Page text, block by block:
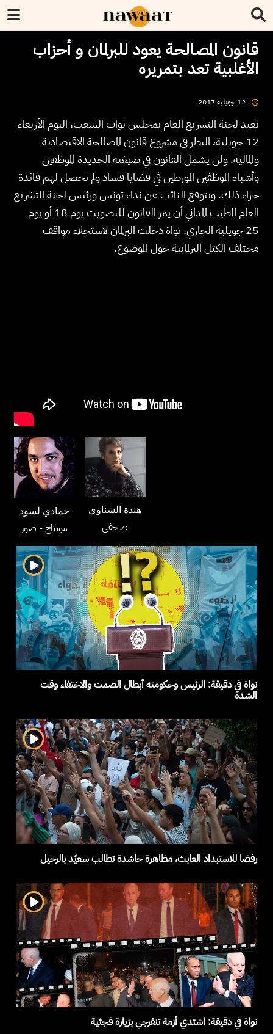
قانون المصالحة يعود للبرلمان و أحزاب
الأغلبية تعد بتمريره
12 جويلية2017
تعيد لجنة التشريع العام بمجلس نواب الشعب، اليوم الأربعاء
12 جويلية، النظر في مشروع قانون المصالحة الاقتصادية
والمالية. ولن يشمل القانون في صيغته الجديدة الموظفين
وأشباه الموظفين المورطين في قضايا فساد ولم تحصل لهم فائدة
جراء ذلك. ويتوقع النائب عن نداء تونس ورئيس لجنة التشريع
العام الطيب المداني أن يمر القانون للتصويت يوم 18 أو يوم
25 جويلية الجاري. نواة دخلت البرلمان لاستجلاء مواقف
مختلف الكتل البرلمانية حول الموضوع.
حمادي لسود
مونتاج- صور
هندة الشناوي
صحفي
نواة في دقيقة: الرئيس وحكومته أبطال الصمت والاختفاء وقت
الشدة
رفضا للاستبداد العابث، مظاهرة حاشدة تطالب سعيّد بالرحيل
نواة في دقيقة: اشتدي أزمة تنفرجي بزيارة فجئية